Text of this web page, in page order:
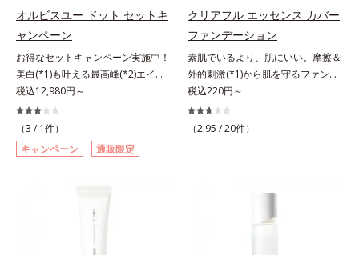
による*6 キメの乱れによる＜使用
量目安＞適量＜使用ステップ＞オル
ビス ザ クレンジング オイル ⇒
洗顔料 ⇒ 化粧水 ⇒ 保湿液
※W洗顔が必要です＜使用方法＞1.
適量（2プッシュ程度）をとり、手
のひら全体にさっと広げます。2.肌
の上で軽くらせんを描くように、メ
イクとよくなじませます。※落ちに
にとり、メイクとしっかりなじませ
てください。3.メイクとなじんだ
ら、水またはぬるま湯でよく洗い流
に満ちた肌へ導く保湿成分*9 メマ
ツヨイグサ抽出液、スイカズラエキ
ス配合＝角層のすみずみまで水分・
油分を保ち、ハリ・ツヤを与える保
湿成分*10 気持ちのこと
ズは美容成分(*8)として「G.D.F.ア
クティベーター(*9)」を配合。そし
て、従来から配合している美白(*1)
有効成分「トラネキサム酸」を配合
しました。さらに、シリーズ共通の
美容成分「GLルートブースター
(*10)」を配合することで、肌のふ
っくら感や透明感を叶えます。美白
ケアしながら多角的なエイジングケ
アが叶うシリーズに。3ステップで
果的なシナジー設計で、あなたのエ
イジングケアを応援します。*1 メ
ラニンの生成を抑え、シミ・ソバカ
スを防ぐ（ウォッシュを除く）*2
美容成分(*9)として「G.D.F.アクテ
ィベーター(*10)」を配合。そし
て、従来から配合している美白(*1)
有効成分「トラネキサム酸」を配合
しました。さらに、シリーズ共通の
美容成分「GLルートブースター
(*11)」を配合することで、肌のふ
上向き(*12)のハリと透明感を。効
イジングケアを応援します。*1 メ
オルビスユー ドット セットキ
ャンペーン
お得なセットキャンペーン実施中！
美白(*1)も叶える最高峰(*2)エイジ
ングケア(*3)。ハリも透明感(*4)も
結果主義。年齢サイン(*5)の因子に
着目した肌科学エイジングケア(*3)
シリーズ。オルビスユー ドットシ
リーズは、年齢による肌悩み一つ一
ていることの根本原因に着目。加齢
とともに現れる年齢サイン(*5)につ
いて研究を進めたところ、弾力感の
ない状態である「ハリのなさ」や、
税込12,980円～
（3 / 1件）
キャンペーン
通販限定
クリアフル エッセンス カバー
ファンデーション
素肌でいるより、肌にいい。摩擦＆
外的刺激(*1)から肌を守るファンデ
ーション。肌荒れやニキビがある
と、ファンデーションを塗っていい
か悩むもの。とはいえ、素肌のまま
こそ、肌負担が少ない低刺激設計の
ト。「クリアフル エッセンス カバ
税込220円～
（2.95 /20件）